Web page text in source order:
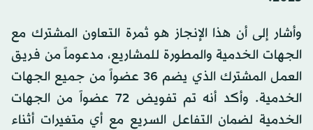
وأشار إلى أن هذا الإنجاز هو ثمرة التعاون المشترك مع
الجهات الخدمية والمطورة للمشاريع، مدعوماً من فريق
العمل المشترك الذي يضم 36 عضواً من جميع الجهات
الخدمية. وأكد أنه تم تفويض 72 عضواً من الجهات
الخدمية لضمان التفاعل السريع مع أي متغيرات أثناء